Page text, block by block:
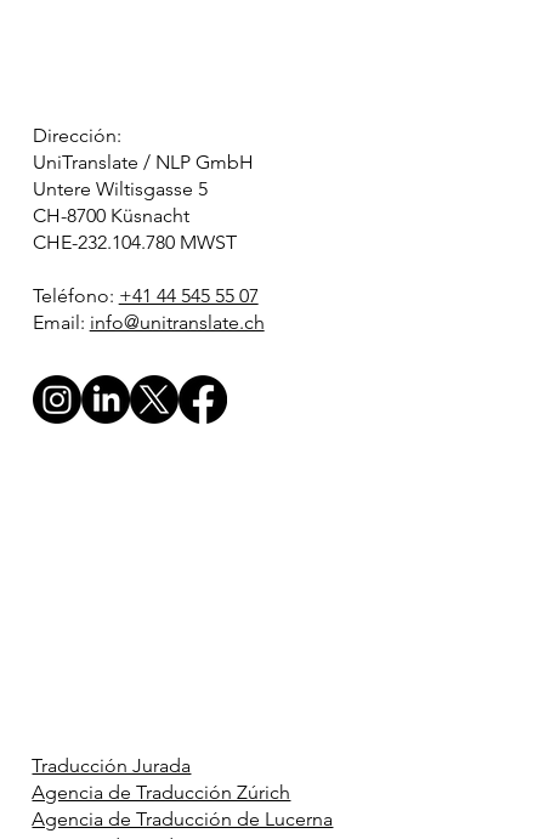
Dirección:
UniTranslate / NLP GmbH
Untere Wiltisgasse 5
CH-8700 Küsnacht
CHE-232.104.780 MWST
Teléfono: +41 44 545 55 07
Email: info@unitranslate.ch
Traducción Jurada
Agencia de Traducción Zúrich
Agencia de Traducción de Lucerna